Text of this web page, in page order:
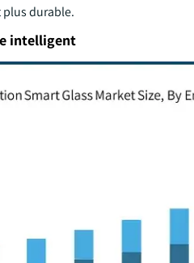
durable.
intelligent